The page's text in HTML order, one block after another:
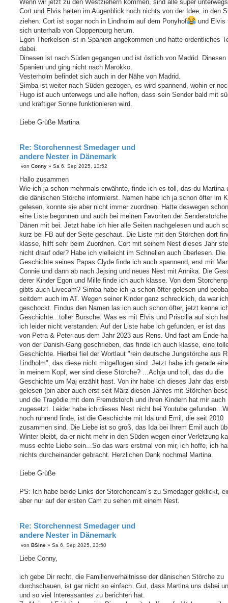
Wenn wir jetzt zu den Westziehern kommen, sind alle super
Cort und Elvis halten im Augenblick noch nichts von der Idee, in den
ziehen. Cort ist sogar noch in Lindholm auf dem Ponyhof
und Elvis
sich unterhalb von Cloppenburg herum.
Egon Therkelsen ist in Spanien angekommen und hatte ordentliches
dabei.
Dinesen ist nach Süden gegangen und ist östlich von Madrid. Dinesen
Spanien und ging nicht nach Marokko.
Vesterholm befindet sich auch in der Nähe von Madrid.
Simba ist weiter nach Süden gezogen, es wird spannend, wohin er
Hugo ist auch unterwegs und alle hoffen, dass sein Sender bald mit
und kräftiger Sonne funktionieren wird.
Liebe Grüße Martina
Re: Storchennest Smedager und
andere Nester in Dänemark
B
r
a
von Conny » Sa 6. Sep 2025, 13:52
Hallo zusammen
Wie ich ja schon mehrmals erwähnte, finde ich es toll, das du Martina
die dänischen Störche informierst. Namen habe ich ja schon öfter im
gelesen, konnte sie aber nicht immer zuordnen. Hatte deswegen
eine Liste begonnen und auch bei meinen Favoriten der
Dänen mit bei. Jetzt habe ich hier alle Seiten nachgelesen und auch
kurz bei FB auf der Seite geschaut. Die Liste mit den Störchen dort
klasse, hilft sehr beim Zuordnen. Cort mit seinem Nest dieses Jahr
nicht drauf oder? Habe ich vielleicht im Schnellen auch überlesen. Die
Geschichte seines Papas Clyde finde ich auch spannend, erst mit
Connie und dann ab nach Jejsing und neues Nest mit Annika. Die
derer Kinder Egon und Mille finde ich auch klasse. Von dem
gibts auch Livecam? Simba habe ich ja schon öfter gelesen und
seitdem auch im AT. Wegen seiner Kinder ganz schrecklich, da war
geschockt. Findus den Namen las ich auch schon öfter, jetzt kenne
Geschichte...toller Bursche. Was es mit Elvis und Priscilla auf sich
ich leider nicht verstanden. Auf der Liste habe ich gefunden, er ist das
von Petra & Peter aus dem Jahr 2023 aus Rens. Und fast am Ende
von der Danish-Gang geschrieben, das finde ich auch klasse, eine
Geschichte. Hierbei fiel der Wortlaut "rein deutsche Jungstörche aus
Lindholm", das diese nicht mitgeflogen sind. Jetzt habe ich gerade
in meinem Kopf, wer sind diese Störche? ...Achja und toll, das du die
Geschichte um Maj erzählt hast. Von ihr habe ich dieses Jahr das
gelesen (bin aber auch erst seit März diesen Jahres mit Störchen
und die Tragödie mit dem Fremdstorch und ihren Kindern hat mir auch
zugesetzt. Leider habe ich dieses Nest nicht bei Youtube
noch rührend finde, ist die Geschichte mit Ida und Emil, die seit 2010
zusammen sind. Die Liebe ist so groß, das Ida bei Ihrem Emil auch
Winter bleibt, da er nicht mehr in den Süden wegen einer Verletzung
muss echte Liebe sein...So das wars erstmal von mir, ich hoffe, ich
nichts durcheinander gebracht. Herzlichen Dank nochmal Martina.
Liebe Grüße
PS: Ich habe beide Links der Storchencam´s zu Smedager geklickt,
aber nur auf der ersten Cam zu sehen mit einem Nest.
Re: Storchennest Smedager und
andere Nester in Dänemark
B
a
von BSine » Sa 6. Sep 2025, 23:50
Liebe Conny,
ich gebe Dir recht, die Familienverhältnisse der dänischen Störche zu
durchschauen, ist gar nicht so einfach. Gut, dass Martina uns dabei
und so viel Interessantes zu berichten hat.